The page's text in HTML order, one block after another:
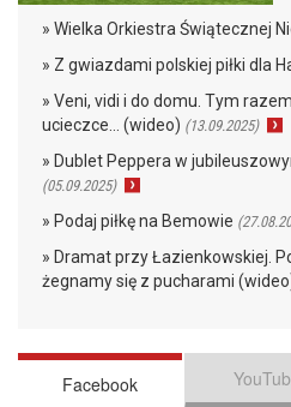
» Wielka Orkiestra Świątecznej
» Z gwiazdami polskiej piłki dla
» Veni, vidi i do domu. Tym
ucieczce… (wideo) (13.09.2025)
» Dublet Peppera w
(05.09.2025)
» Podaj piłkę na Bemowie
» Dramat przy Łazienkowskiej.
żegnamy się z pucharami
Facebook